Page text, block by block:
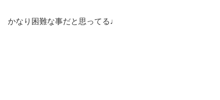
かなり困難な事だと思ってる♩